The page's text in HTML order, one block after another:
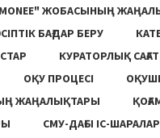
ЖОБАСЫНЫҢ
БАҒДАР БЕРУ
КУРАТОРЛЫҚ
ОҚУ ПРОЦЕСІ
ЖАҢАЛЫҚТАРЫ
СМУ-ДАҒЫ ІС-ШАРАЛАР